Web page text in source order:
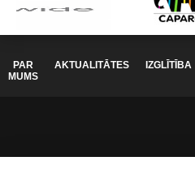
PAR
MUMS
AKTUALITĀTES IZGLĪTĪBA